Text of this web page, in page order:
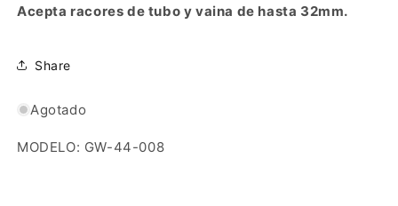
Acepta racores de tubo y vaina de hasta 32mm.
Share
Agotado
MODELO: GW-44-008